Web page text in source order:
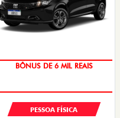
BÔNUS DE 6 MIL REAIS
PESSOA FÍSICA